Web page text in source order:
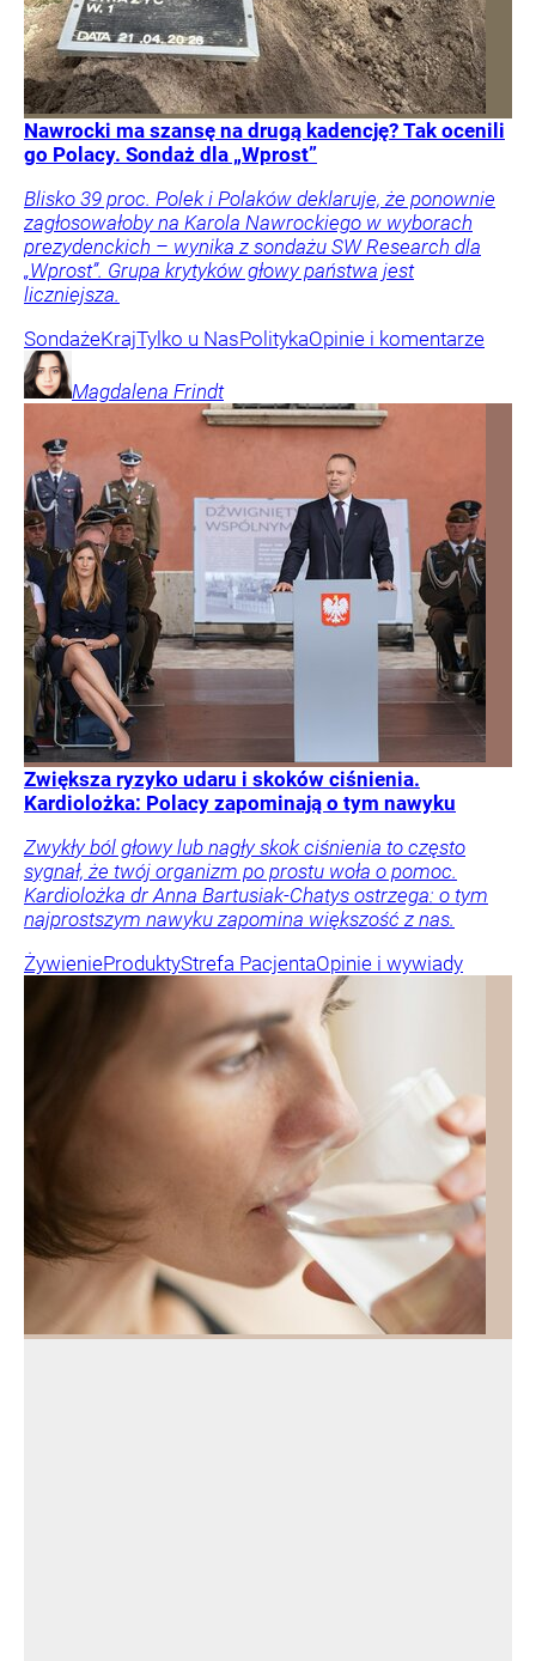
Nawrocki ma szansę na drugą kadencję? Tak ocenili
go Polacy. Sondaż dla „Wprost”
Blisko 39 proc. Polek i Polaków deklaruje, że ponownie
zagłosowałoby na Karola Nawrockiego w wyborach
prezydenckich – wynika z sondażu SW Research dla
„Wprost”. Grupa krytyków głowy państwa jest
liczniejsza.
SondażeKrajTylko u NasPolitykaOpinie i komentarze
Magdalena Frindt
Zwiększa ryzyko udaru i skoków ciśnienia.
Kardiolożka: Polacy zapominają o tym nawyku
Zwykły ból głowy lub nagły skok ciśnienia to często
sygnał, że twój organizm po prostu woła o pomoc.
Kardiolożka dr Anna Bartusiak-Chatys ostrzega: o tym
najprostszym nawyku zapomina większość z nas.
ŻywienieProduktyStrefa PacjentaOpinie i wywiady